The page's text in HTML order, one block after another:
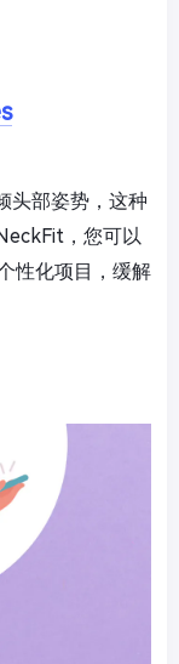
头部姿势，这种
，您可以
性化项目，缓解